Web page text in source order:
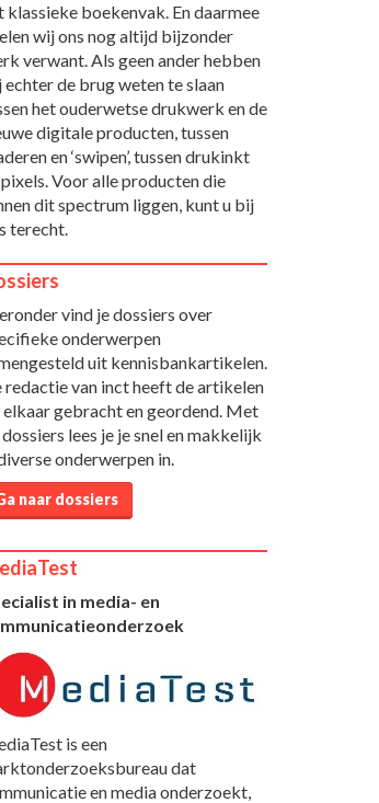
klassieke boekenvak. En daarmee
wij ons nog altijd bijzonder
verwant. Als geen ander hebben
echter de brug weten te slaan
het ouderwetse drukwerk en de
digitale producten, tussen
en ‘swipen’, tussen drukinkt
Voor alle producten die
dit spectrum liggen, kunt u bij
terecht.
vind je dossiers over
onderwerpen
uit kennisbankartikelen.
redactie van inct heeft de artikelen
gebracht en geordend. Met
lees je je snel en makkelijk
onderwerpen in.
naar dossiers
in media- en
is een
dat
en media onderzoekt,